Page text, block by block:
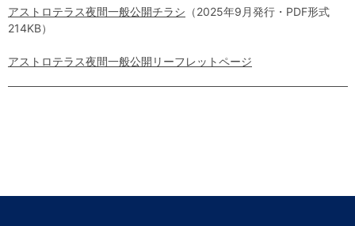
アストロテラス夜間一般公開チラシ （2025年9月発行・PDF形式
214KB）
アストロテラス夜間一般公開リーフレットページ